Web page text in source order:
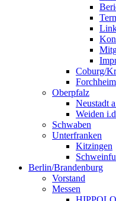
Coburg/
Forchheim
Oberpfalz
Neustadt
Weiden
Schwaben
Unterfranken
Kitzingen
Berlin/Brandenburg
Vorstand
Messen